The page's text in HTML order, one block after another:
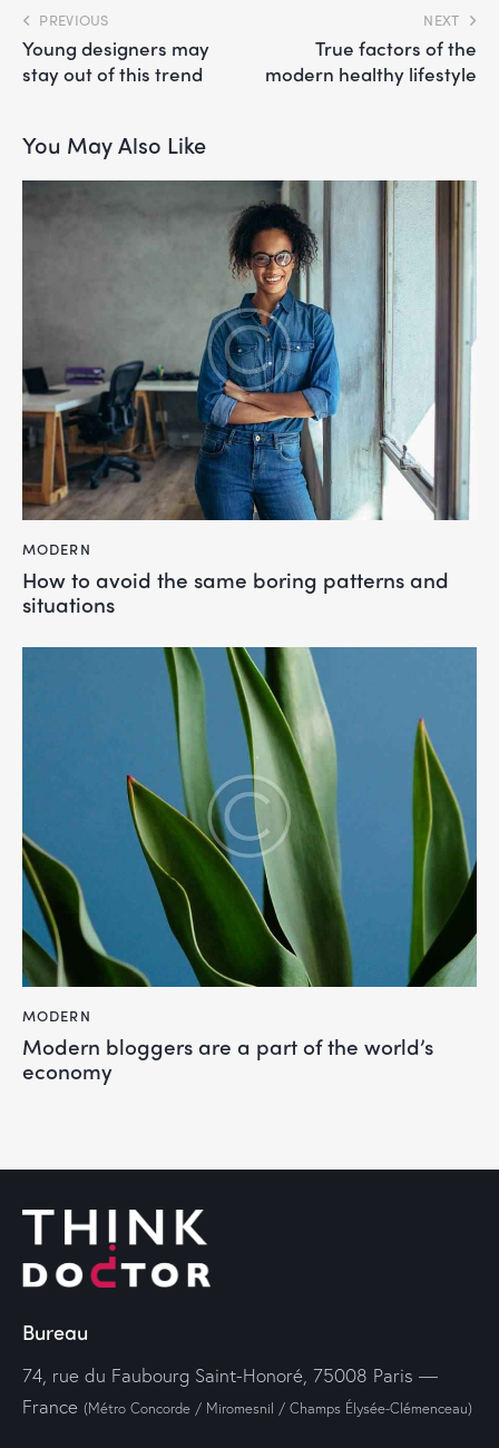
PREVIOUS
Young designers may
stay out of this trend
NEXT
True factors of the
modern healthy lifestyle
You May Also Like
MODERN
How to avoid the same boring patterns and
situations
MODERN
Modern bloggers are a part of the world’s
economy
Bureau
74, rue du Faubourg Saint-Honoré, 75008 Paris —
France (Métro Concorde / Miromesnil / Champs Élysée-Clémenceau)